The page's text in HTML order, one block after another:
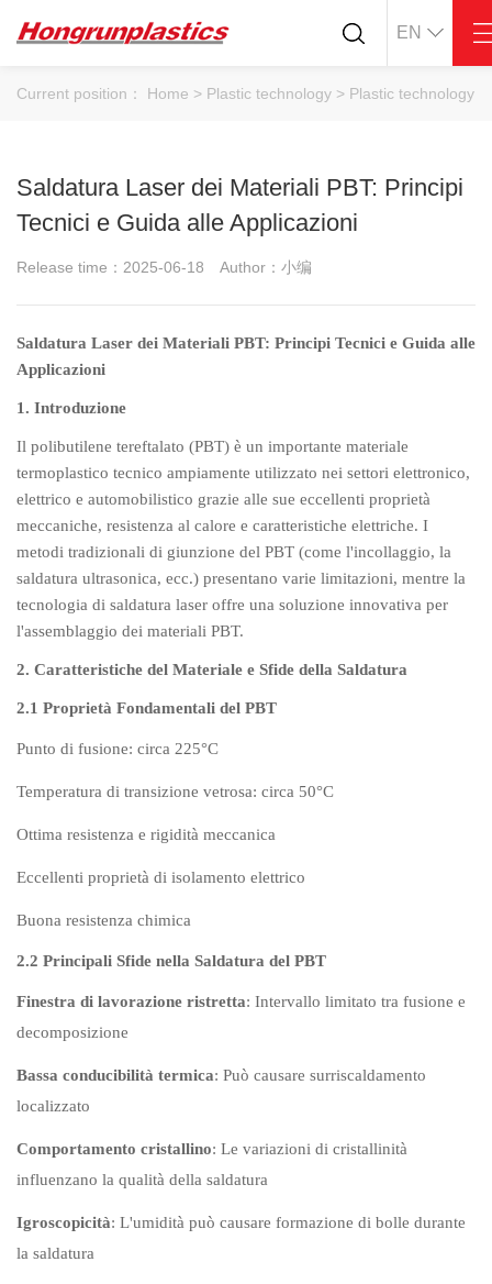
EN
About
Honor
Customer
Products
LCP
PEEK
Nylon
PE
PP
TPU
TPV
TPE
PMMA
PVDF
HT-Nylon
HIPS
EVA
TPEE
PCTG
FEP
COC
Quotation
According
Plastic bar
Plastic
Anti-static plastic
Plastic technology
Company News
Plastics information
Plastic technology
Plastic Data sheet
Online message
Current position： Home > Plastic technology > Plastic technology
Saldatura Laser dei Materiali PBT: Principi
Tecnici e Guida alle Applicazioni
Release time：2025-06-18 Author：小编
Saldatura Laser dei Materiali PBT: Principi Tecnici e Guida alle
Applicazioni
1. Introduzione
Il polibutilene tereftalato (PBT) è un importante materiale
termoplastico tecnico ampiamente utilizzato nei settori elettronico,
elettrico e automobilistico grazie alle sue eccellenti proprietà
meccaniche, resistenza al calore e caratteristiche elettriche. I
metodi tradizionali di giunzione del PBT (come l'incollaggio, la
saldatura ultrasonica, ecc.) presentano varie limitazioni, mentre la
tecnologia di saldatura laser offre una soluzione innovativa per
l'assemblaggio dei materiali PBT.
2. Caratteristiche del Materiale e Sfide della Saldatura
2.1 Proprietà Fondamentali del PBT
Punto di fusione: circa 225°C
Temperatura di transizione vetrosa: circa 50°C
Ottima resistenza e rigidità meccanica
Eccellenti proprietà di isolamento elettrico
Buona resistenza chimica
2.2 Principali Sfide nella Saldatura del PBT
Finestra di lavorazione ristretta: Intervallo limitato tra fusione e
decomposizione
Bassa conducibilità termica: Può causare surriscaldamento
localizzato
Comportamento cristallino: Le variazioni di cristallinità
influenzano la qualità della saldatura
Igroscopicità: L'umidità può causare formazione di bolle durante
la saldatura